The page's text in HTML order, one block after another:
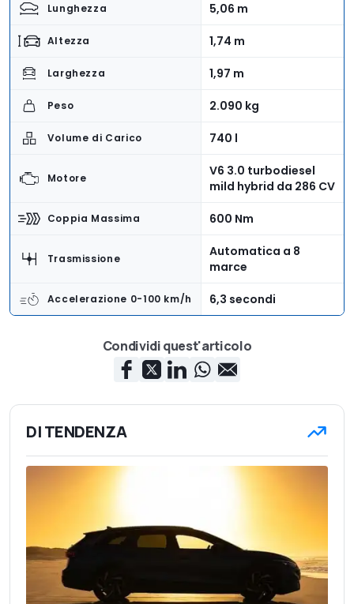
Lunghezza 5,06 m
Altezza 1,74 m
Larghezza 1,97 m
Peso 2.090 kg
Volume di Carico 740 l
Motore
V6 3.0 turbodiesel
mild hybrid da 286 CV
Coppia Massima 600 Nm
Trasmissione
Automatica a 8
marce
Accelerazione 0-100 km/h 6,3 secondi
71.300 euro
Condividi quest'articolo
DI TENDENZA